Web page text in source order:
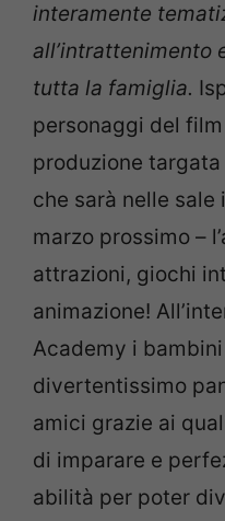
interamente
all’intrattenimento
tutta la famiglia.
personaggi del film
produzione
che sarà nelle
marzo prossimo –
attrazioni, giochi
animazione!
Academy i
divertentissimo
amici grazie ai
di imparare e
abilità per poter